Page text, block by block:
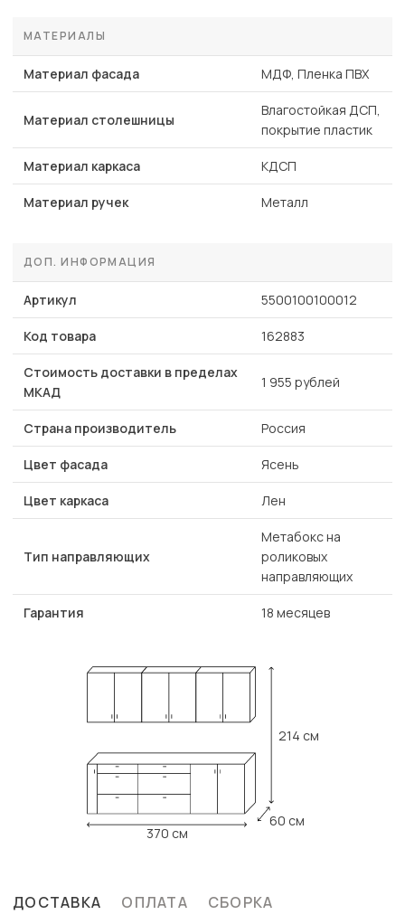
МАТЕРИАЛЫ
Материал фасада МДФ, Пленка ПВХ
Материал столешницы
Влагостойкая ДСП,
покрытие пластик
Материал каркаса КДСП
Материал ручек Металл
ДОП. ИНФОРМАЦИЯ
Артикул 5500100100012
Код товара 162883
Стоимость доставки в пределах
МКАД
1 955 рублей
Страна производитель Россия
Цвет фасада Ясень
Цвет каркаса Лен
Тип направляющих
Метабокс на
роликовых
направляющих
Гарантия 18 месяцев
370 см
214 см
60 см
ДОСТАВКА ОПЛАТА СБОРКА